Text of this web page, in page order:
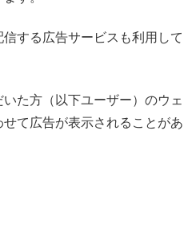
する広告サービスも利用して
た方（以下ユーザー）のウェ
て広告が表示されることがあ